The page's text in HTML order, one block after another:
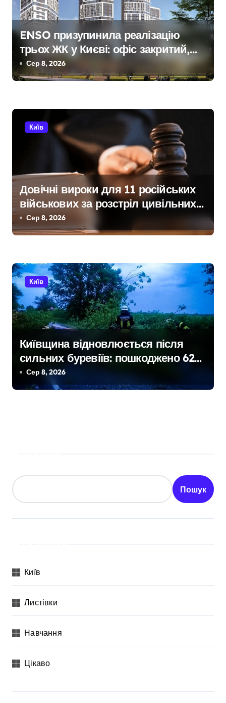
з
а
п
и
с
ENSO призупинила реалізацію
трьох ЖК у Києві: офіс закритий,
телефони мовчать, керівник
покинув місто
Сер 8, 2026
Київ
Довічні вироки для 11 російських
військових за розстріл цивільних
на Київщині
Сер 8, 2026
Київ
Київщина відновлюється після
сильних буревіїв: пошкоджено 62
будинки, понад 18 тисяч родин
залишились без електрики
Сер 8, 2026
Пошук
Київ
Листівки
Навчання
Цікаво